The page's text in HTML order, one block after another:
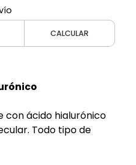
CALCULAR
con ácido hialurónico
Todo tipo de